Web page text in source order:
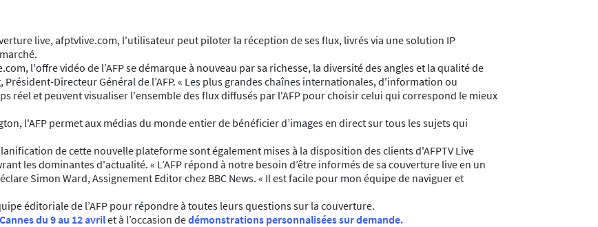
live, afptvlive.com, l'utilisateur peut piloter la réception de ses flux, livrés via une solution IP
l'offre vidéo de l’AFP se démarque à nouveau par sa richesse, la diversité des angles et la qualité de
Directeur Général de l’AFP. « Les plus grandes chaînes internationales, d'information ou
réel et peuvent visualiser l'ensemble des flux diffusés par l'AFP pour choisir celui qui correspond le mieux
l'AFP permet aux médias du monde entier de bénéficier d’images en direct sur tous les sujets qui
de cette nouvelle plateforme sont également mises à la disposition des clients d'AFPTV Live
les dominantes d'actualité. « L’AFP répond à notre besoin d’être informés de sa couverture live en un
Simon Ward, Assignement Editor chez BBC News. « Il est facile pour mon équipe de naviguer et
éditoriale de l’AFP pour répondre à toutes leurs questions sur la couverture.
du 9 au 12 avrilet à l’occasion dedémonstrations personnalisées sur demande.